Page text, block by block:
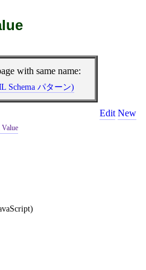
with same name:
Schema パターン)
Edit New